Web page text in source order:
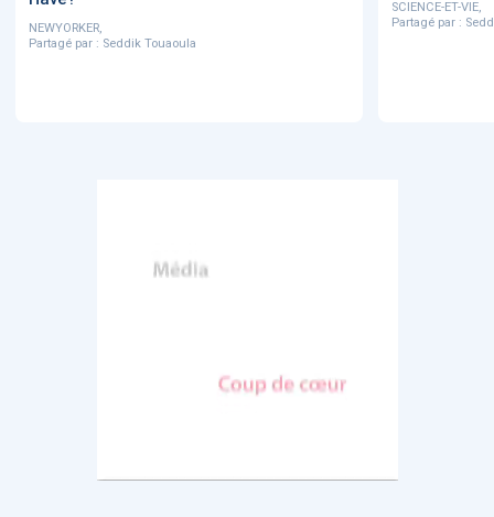
NEWYORKER,
Partagé par : Seddik Touaoula
SCIENCE-ET-VIE,
Partagé par :